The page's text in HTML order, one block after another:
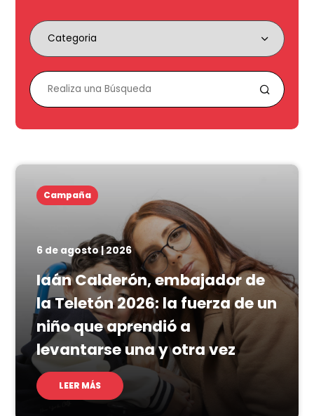
Campaña
6 de agosto | 2026
Iaán Calderón, embajador de
la Teletón 2026: la fuerza de un
niño que aprendió a
levantarse una y otra vez
LEER MÁS